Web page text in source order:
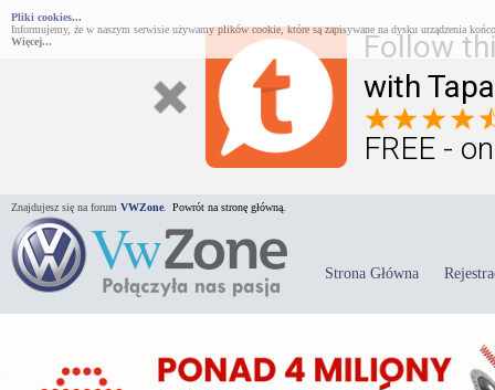
Follow
with
FREE -
Pliki cookies...
Informujemy, że w naszym serwisie używamy plików cookie, które są zapisywane na dysku urządzenia
Więcej...
Znajdujesz się na forum VWZone Powrót na stronę główną.
Strona Główna